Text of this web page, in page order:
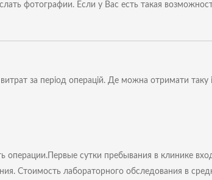
фотографии. Если у Вас есть такая
за період операцій. Де можна отримати
сутки пребывания в клинике
Стоимость лабораторного обследования в